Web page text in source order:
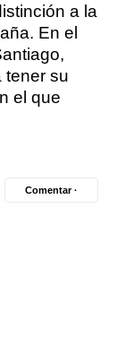
a la
En el
tener su
el que
Comentar ·